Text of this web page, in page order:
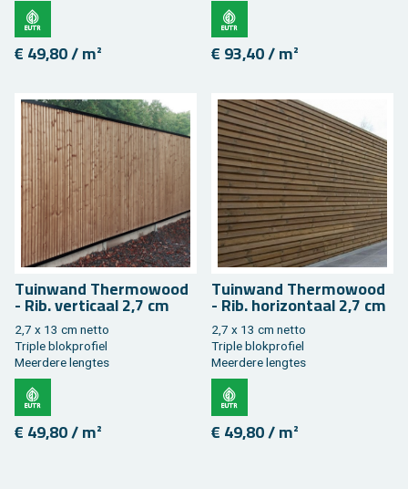
€ 49,80 / m² € 93,40 / m²
Tuin­wand Ther­mo­wood
- Rib. ver­ti­caal 2,7 cm
2,7 x 13 cm netto
Tri­ple blok­pro­fiel
Meer­de­re leng­tes
€ 49,80 / m²
Tuin­wand Ther­mo­wood
- Rib. ho­ri­zon­taal 2,7 cm
2,7 x 13 cm netto
Tri­ple blok­pro­fiel
Meer­de­re leng­tes
€ 49,80 / m²